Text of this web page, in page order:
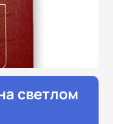
светлом